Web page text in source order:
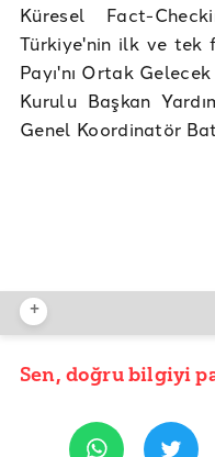
Küresel Fact-
Türkiye'nin ilk ve tek
Payı'nı Ortak
Kurulu Başkan
Genel Koordinatör
+
YAYIN TARİHİ
Sen, doğru bilgiyi